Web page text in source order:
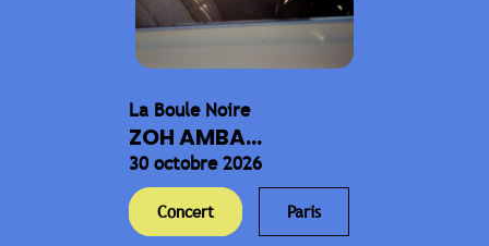
La Boule Noire
ZOH AMBA...
30 octobre 2026
Concert Paris